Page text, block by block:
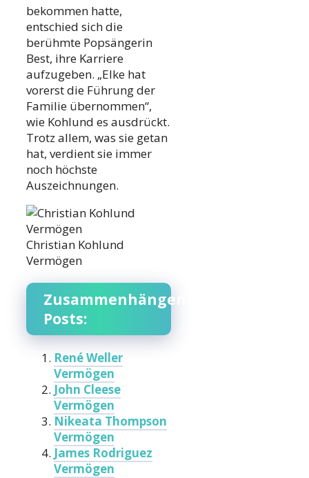
bekommen hatte,
entschied sich die
berühmte Popsängerin
Best, ihre Karriere
aufzugeben. „Elke hat
vorerst die Führung der
Familie übernommen“,
wie Kohlund es ausdrückt.
Trotz allem, was sie getan
hat, verdient sie immer
noch höchste
Auszeichnungen.
Christian Kohlund
Vermögen
Zusammenhängende
Posts:
René Weller
Vermögen
John Cleese
Vermögen
Nikeata Thompson
Vermögen
James Rodriguez
Vermögen